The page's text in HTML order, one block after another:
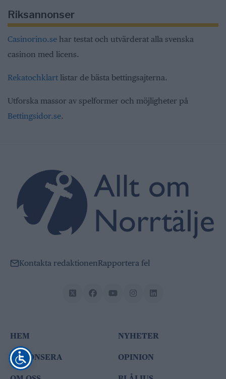
Riksannonser
Casinorino.se har testat och utvärderat alla svenska
casinon med licens.
Rekatochklart listar de bästa bettingsajterna.
Utforska massor av spelformer och möjligheter på
Bettingsidor.se.
Kontakta redaktionenRapportera fel
HEM
ANNONSERA
NYHETER
OPINION